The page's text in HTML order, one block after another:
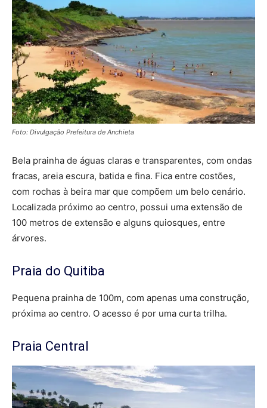
Foto: Divulgação Prefeitura de Anchieta
Bela prainha de águas claras e transparentes, com ondas
fracas, areia escura, batida e fina. Fica entre costões,
com rochas à beira mar que compõem um belo cenário.
Localizada próximo ao centro, possui uma extensão de
100 metros de extensão e alguns quiosques, entre
árvores.
Praia do Quitiba
Pequena prainha de 100m, com apenas uma construção,
próxima ao centro. O acesso é por uma curta trilha.
Praia Central